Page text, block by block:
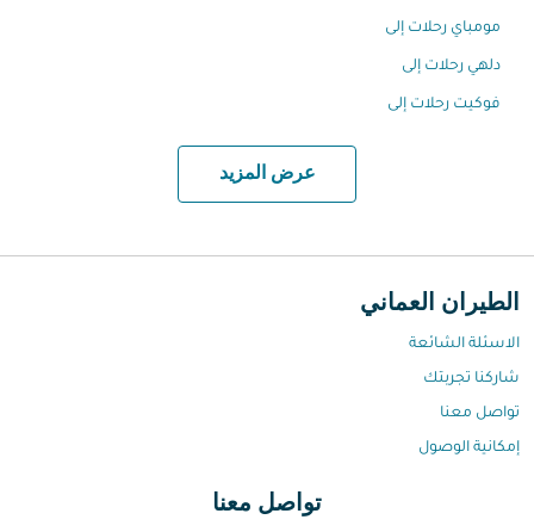
مومباي رحلات إلى
دلهي رحلات إلى
فوكيت رحلات إلى
عرض المزيد
الطيران العماني
الاسئلة الشائعة
شاركنا تجربتك
تواصل معنا
إمكانية الوصول
تواصل معنا